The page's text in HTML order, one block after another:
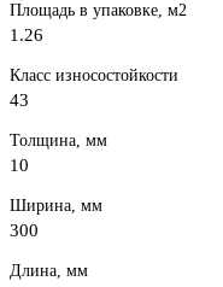
Площадь в упаковке, м2
1.26
Класс износостойкости
43
Толщина, мм
10
Ширина, мм
300
Длина, мм